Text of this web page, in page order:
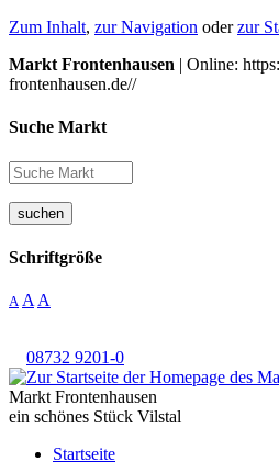
Zum Inhalt, zur Navigation oderzur
Markt Frontenhausen | Online:
frontenhausen.de//
Suche Markt
suchen
Schriftgröße
A A A
08732 9201-0
Markt Frontenhausen
ein schönes Stück Vilstal
Startseite